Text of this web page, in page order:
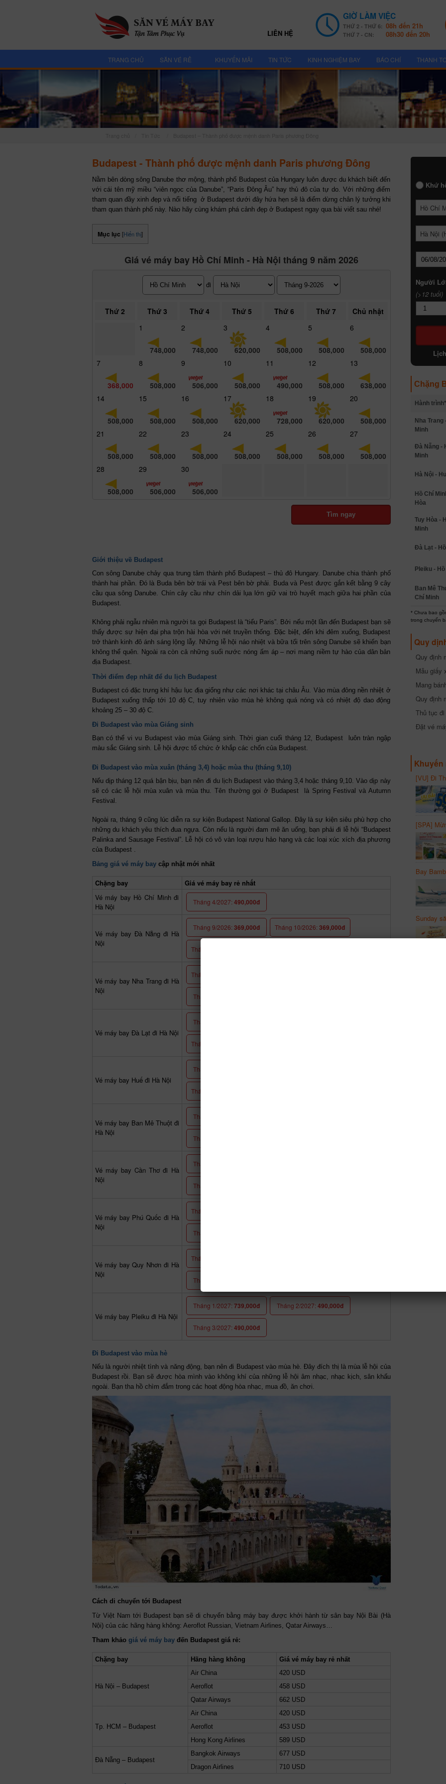
LIÊN HỆ
GIỜ LÀM VIỆC
THỨ 2 - THỨ 6: 08h đến 21h
THỨ 7 - CN: 08h30 đến 20h
TRANG CHỦ SĂN VÉ RẺ KHUYẾN MÃI TIN TỨC KINH NGHIỆM BAY BÁO CHÍ THANH
Budapest - Thành phố được mệnh danh Paris phương Đông
Nằm bên dòng sông Danube thơ mộng, thành phố Budapest của Hungary luôn được du khách biết đến
với cái tên mỹ miều “viên ngọc của Danube”, “Paris Đông Âu” hay thủ đô của tự do. Với những điểm
tham quan đầy xinh đẹp và nổi tiếng ở Budapest dưới đây hứa hẹn sẽ là điểm dừng chân lý tưởng khi
tham quan thành phố này. Nào hãy cùng khám phá cảnh đẹp ở Budapest ngay qua bài viết sau nhé!
Mục lục [Hiển thị]
Giá vé máy bay Hồ Chí Minh - Hà Nội tháng 9 năm 2026
đi
Thứ 2 Thứ 3 Thứ 4 Thứ 5 Thứ 6 Thứ 7
Chủ nhật
1
748,000
2
748,000
3
620,000
4
508,000
5
508,000
6
508,000
7
368,000
8
508,000
9
506,000
10
508,000
11
490,000
12
508,000
13
638,000
14
508,000
15
508,000
16
508,000
17
620,000
18
728,000
19
620,000
20
508,000
21
508,000
22
508,000
23
508,000
24
508,000
25
508,000
26
508,000
27
508,000
28
508,000
29
506,000
30
506,000
Tìm ngay
Giới thiệu về Budapest
Con sông Danube chảy qua trung tâm thành phố Budapest – thủ đô Hungary. Danube chia thành phố
thành hai phần. Đó là Buda bên bờ trái và Pest bên bờ phải. Buda và Pest được gắn kết bằng 9 cây
cầu qua sông Danube. Chín cây cầu như chín dải lụa lớn giữ vai trò huyết mạch giữa hai phần của
Budapest.
Không phải ngẫu nhiên mà người ta gọi Budapest là “tiểu Paris”. Bởi nếu một lần đến Budapest bạn sẽ
thấy được sự hiện đại pha trộn hài hòa với nét truyền thống. Đặc biệt, đến khi đêm xuống, Budapest
trở thành kinh đô ánh sáng lộng lẫy. Những lễ hội náo nhiệt và bữa tối trên sông Danube sẽ khiến bạn
không thể quên. Ngoài ra còn cả những suối nước nóng ấm áp – nơi mang niềm tự hào của dân bản
địa Budapest.
Thời điểm đẹp nhất để du lịch Budapest
Budapest có đặc trưng khí hậu lục địa giống như các nơi khác tại châu Âu. Vào mùa đông nền nhiệt ở
Budapest xuống thấp tới 10 độ C, tuy nhiên vào mùa hè không quá nóng và có nhiệt độ dao động
khoảng 25 – 30 độ C.
Đi Budapest vào mùa Giáng sinh
Bạn có thể vi vu Budapest vào mùa Giáng sinh. Thời gian cuối tháng 12, Budapest luôn tràn ngập
màu sắc Giáng sinh. Lễ hội được tổ chức ở khắp các chốn của Budapest.
Đi Budapest vào mùa xuân (tháng 3,4) hoặc mùa thu (tháng 9,10)
Nếu dịp tháng 12 quá bận bịu, bạn nên đi du lịch Budapest vào tháng 3,4 hoặc tháng 9,10. Vào dịp này
sẽ có các lễ hội mùa xuân và mùa thu. Tên thường gọi ở Budapest là Spring Festival và Autumn
Festival.
Ngoài ra, tháng 9 cũng lúc diễn ra sự kiện Budapest National Gallop. Đây là sự kiện siêu phù hợp cho
những du khách yêu thích đua ngựa. Còn nếu là người đam mê ăn uống, bạn phải đi lễ hội “Budapest
Palinka and Sausage Festival”. Lễ hội có vô vàn loại rượu hảo hạng và các loại xúc xích địa phương
của Budapest .
Bảng giá vé máy baycập nhật mới nhất
Chặng bay
Giá vé máy bay rẻ nhất
Vé máy bay Hồ Chí Minh đi
Hà Nội
Tháng 4/2027: 490,000đ
Vé máy bay Đà Nẵng đi Hà
Nội
Tháng 9/2026: 369,000đ Tháng 10/2026: 369,000đ
Tháng 11/2026:
Vé máy bay Nha Trang đi Hà
Nội
Tháng 12/2026:
Tháng 2/2027:
Vé máy bay Đà Lạt đi Hà Nội
Tháng 9/2026:
Tháng 11/2026:
Vé máy bay Huế đi Hà Nội
Tháng 9/2026:
Tháng 11/2026:
Vé máy bay Ban Mê Thuột đi
Hà Nội
Tháng 1/2027:
Tháng 3/2027:
Vé máy bay Cần Thơ đi Hà
Nội
Tháng 9/2026:
Tháng 3/2027:
Vé máy bay Phú Quốc đi Hà
Nội
Tháng 12/2026:
Tháng 4/2027:
Vé máy bay Quy Nhơn đi Hà
Nội
Tháng 12/2026:
Tháng 2/2027:
Vé máy bay Pleiku đi Hà Nội
Tháng 1/2027: 739,000đ Tháng 2/2027: 490,000đ
Tháng 3/2027: 490,000đ
Đi Budapest vào mùa hè
Nếu là người nhiệt tình và năng động, bạn nên đi Budapest vào mùa hè. Đây đích thị là mùa lễ hội của
Budapest rồi. Bạn sẽ được hòa mình vào không khí của những lễ hội âm nhạc, nhạc kịch, sân khấu
ngoài. Bạn tha hồ chìm đắm trong các hoạt động hòa nhạc, mua đồ, ăn chơi.
Cách di chuyển tới Budapest
Từ Việt Nam tới Budapest bạn sẽ di chuyển bằng máy bay được khởi hành từ sân bay Nội Bài (Hà
Nội) của các hãng hàng không: Aeroflot Russian, Vietnam Airlines, Qatar Airways…
Tham khảo giá vé máy bayđến Budapest giá rẻ:
Chặng bay Hãng hàng không Giá vé máy bay rẻ nhất
Hà Nội – Budapest
Air China
420 USD
Aeroflot
458 USD
Qatar Airways
662 USD
Tp. HCM – Budapest
Air China
420 USD
Aeroflot
453 USD
Hong Kong Airlines
589 USD
Đà Nẵng – Budapest
Bangkok Airways
677 USD
Dragon Airlines
710 USD
Khứ
Hồ Chí
Hà Nội
Người
(>12 tuổi)
Chặng
Hành trình*
Nha Trang
Minh
Đà Nẵng -
Minh
Hà Nội -
Hồ Chí
Hòa
Tuy Hòa -
Minh
Đà Lạt -
Pleiku -
Ban Mê
Chí Minh
* Chưa bao
trong chuyến
Quy
Quy định
cần biết
Mẫu giấy
Mang
Quy định
Thủ tục
Đặt vé
Khuyến
[VU] Đi
giảm 50%
[SPA]
20%
Bay
Sunday